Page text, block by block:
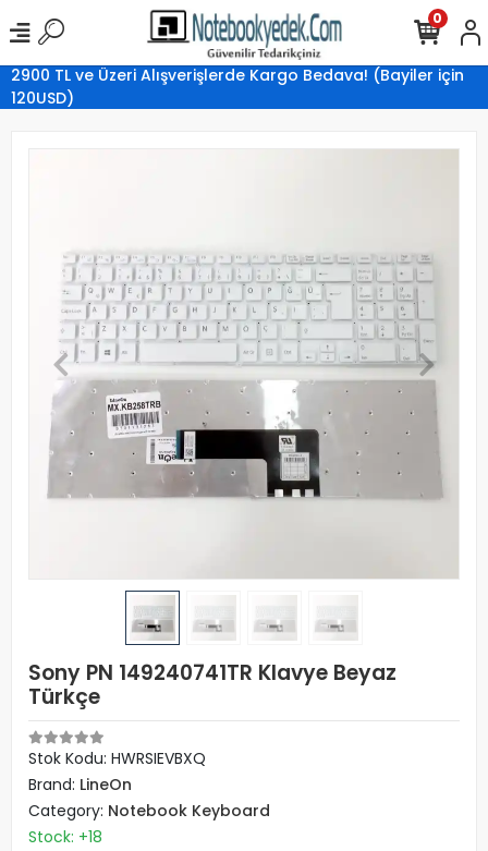
2900 TL ve Üzeri Alışverişlerde Kargo Bedava! (Bayiler için
120USD)
0
Sony PN 149240741TR Klavye Beyaz
Türkçe
Stok Kodu: HWRSIEVBXQ
Brand: LineOn
Category: Notebook Keyboard
Stock: +18